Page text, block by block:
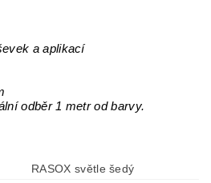
a aplikací
odběr 1 metr od barvy.
RASOX světle šedý